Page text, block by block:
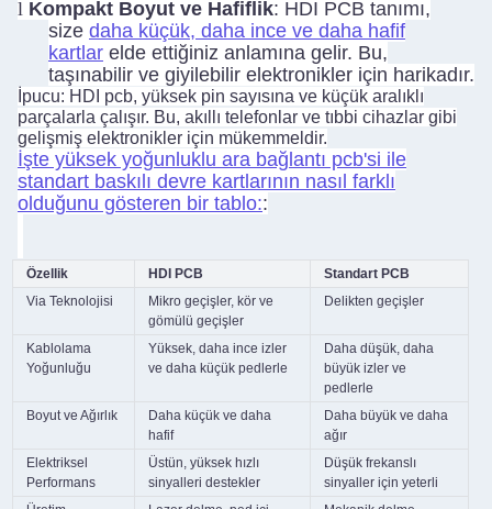
l Kompakt Boyut ve Hafiflik: HDI PCB tanımı,
size daha küçük, daha ince ve daha hafif
kartlar elde ettiğiniz anlamına gelir. Bu,
taşınabilir ve giyilebilir elektronikler için harikadır.
İpucu: HDI pcb, yüksek pin sayısına ve küçük aralıklı
parçalarla çalışır. Bu, akıllı telefonlar ve tıbbi cihazlar gibi
gelişmiş elektronikler için mükemmeldir.
İşte yüksek yoğunluklu ara bağlantı pcb'si ile
standart baskılı devre kartlarının nasıl farklı
olduğunu gösteren bir tablo::
Özellik HDI PCB
Standart PCB
Via Teknolojisi
Mikro geçişler, kör ve
gömülü geçişler
Delikten geçişler
Kablolama
Yoğunluğu
Yüksek, daha ince izler
ve daha küçük pedlerle
Daha düşük, daha
büyük izler ve
pedlerle
Boyut ve Ağırlık
Daha küçük ve daha
hafif
Daha büyük ve daha
ağır
Elektriksel
Performans
Üstün, yüksek hızlı
sinyalleri destekler
Düşük frekanslı
sinyaller için yeterli